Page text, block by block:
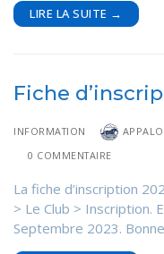
LIRE LA SUITE →
Fiche
INFORMATION
0 COMMENTAIRE
La fiche d’inscription
> Le Club > Inscription.
Septembre 2023.